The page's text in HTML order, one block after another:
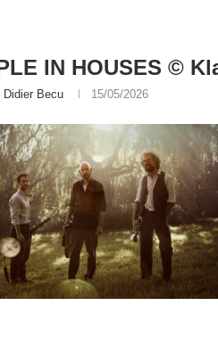
IN HOUSES ©
Didier Becu 15/05/2026